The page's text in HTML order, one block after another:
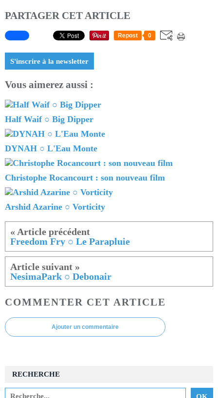
PARTAGER CET ARTICLE
Repost 0
S'inscrire à la newsletter
Vous aimerez aussi :
Half Waif ○ Big Dipper
DYNAH ○ L'Eau Monte
Christophe Rocancourt : son nouveau film
Arshid Azarine ○ Vorticity
Freedom Fry ○ Le Parapluie
NesimaPark ○ Debonair
COMMENTER CET ARTICLE
Ajouter un commentaire
RECHERCHE